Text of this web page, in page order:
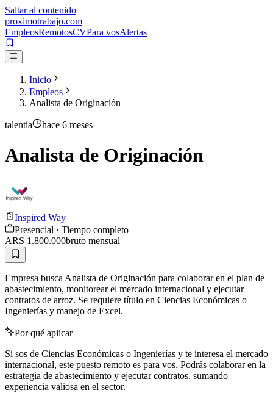
Saltar al contenido
proximotrabajo.com
EmpleosRemotosCVPara vosAlertas
Inicio
Empleos
Analista de Originación
talentia hace 6 meses
Analista de Originación
Inspired Way
Presencial · Tiempo completo
ARS 1.800.000bruto mensual
Empresa busca Analista de Originación para colaborar en el plan de
abastecimiento, monitorear el mercado internacional y ejecutar
contratos de arroz. Se requiere título en Ciencias Económicas o
Ingenierías y manejo de Excel.
Por qué aplicar
Si sos de Ciencias Económicas o Ingenierías y te interesa el mercado
internacional, este puesto remoto es para vos. Podrás colaborar en la
estrategia de abastecimiento y ejecutar contratos, sumando
experiencia valiosa en el sector.